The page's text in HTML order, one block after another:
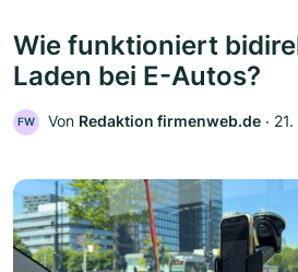
Wie funktioniert
Laden bei E-Autos?
FW Von Redaktion firmenweb.de ‧